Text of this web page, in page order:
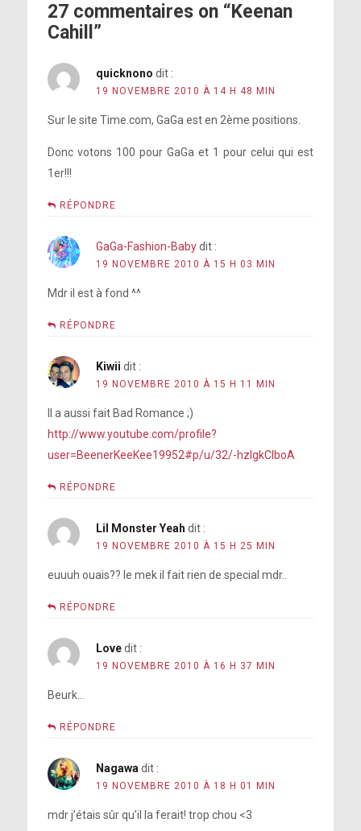
27 commentaires on “Keenan
Cahill”
quicknono dit :
19 NOVEMBRE 2010 À 14 H 48 MIN
Sur le site Time.com, GaGa est en 2ème positions.
Donc votons 100 pour GaGa et 1 pour celui qui est
1er!!!
RÉPONDRE
GaGa-Fashion-Baby dit :
19 NOVEMBRE 2010 À 15 H 03 MIN
Mdr il est à fond ^^
RÉPONDRE
Kiwii dit :
19 NOVEMBRE 2010 À 15 H 11 MIN
Il a aussi fait Bad Romance ;)
http://www.youtube.com/profile?
user=BeenerKeeKee19952#p/u/32/-hzlgkCIboA
RÉPONDRE
Lil Monster Yeah dit :
19 NOVEMBRE 2010 À 15 H 25 MIN
euuuh ouais?? le mek il fait rien de special mdr..
RÉPONDRE
Love dit :
19 NOVEMBRE 2010 À 16 H 37 MIN
Beurk…
RÉPONDRE
Nagawa dit :
19 NOVEMBRE 2010 À 18 H 01 MIN
mdr j’étais sûr qu’il la ferait! trop chou <3